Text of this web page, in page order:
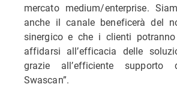
mercato medium/enterprise.
anche il canale beneficerà del
sinergico e che i clienti
affidarsi all’efficacia delle
grazie all’efficiente
Swascan”.